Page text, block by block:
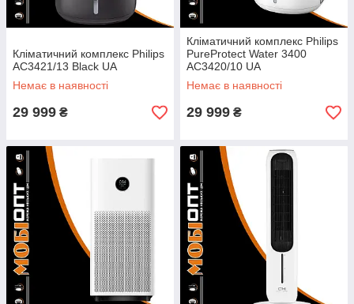
Кліматичний комплекс Philips
AC3421/13 Black UA
Немає в наявності
29 999 ₴
Кліматичний комплекс Philips
PureProtect Water 3400
AC3420/10 UA
Немає в наявності
29 999 ₴